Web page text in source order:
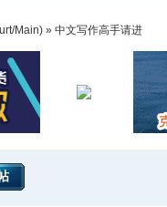
Main) » 中文写作高手请进